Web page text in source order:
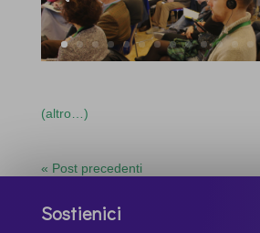
(altro…)
« Post precedenti
Sostienici